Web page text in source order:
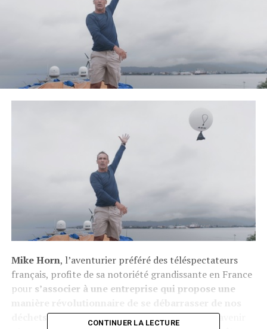
Mike Horn, l’aventurier préféré des téléspectateurs
français, profite de sa notoriété grandissante en France
pour s’associer à une entreprise qui propose une
: pour Aero Clean Nation, la solution d’avenir
CONTINUER LA LECTURE